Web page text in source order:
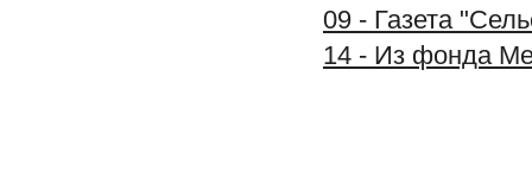
09 - Газета
14 - Из фонда